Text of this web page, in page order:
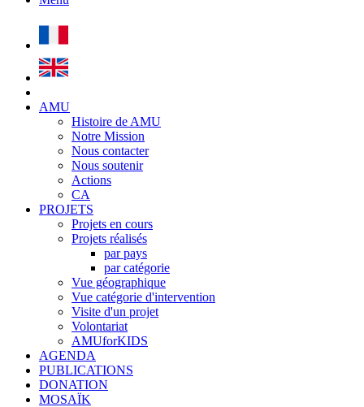
AMU
Histoire de AMU
Notre Mission
Nous contacter
Nous soutenir
Actions
CA
PROJETS
Projets en cours
Projets réalisés
par pays
par catégorie
Vue géographique
Vue catégorie d'intervention
Visite d'un projet
Volontariat
AMUforKIDS
AGENDA
PUBLICATIONS
DONATION
MOSAÏK